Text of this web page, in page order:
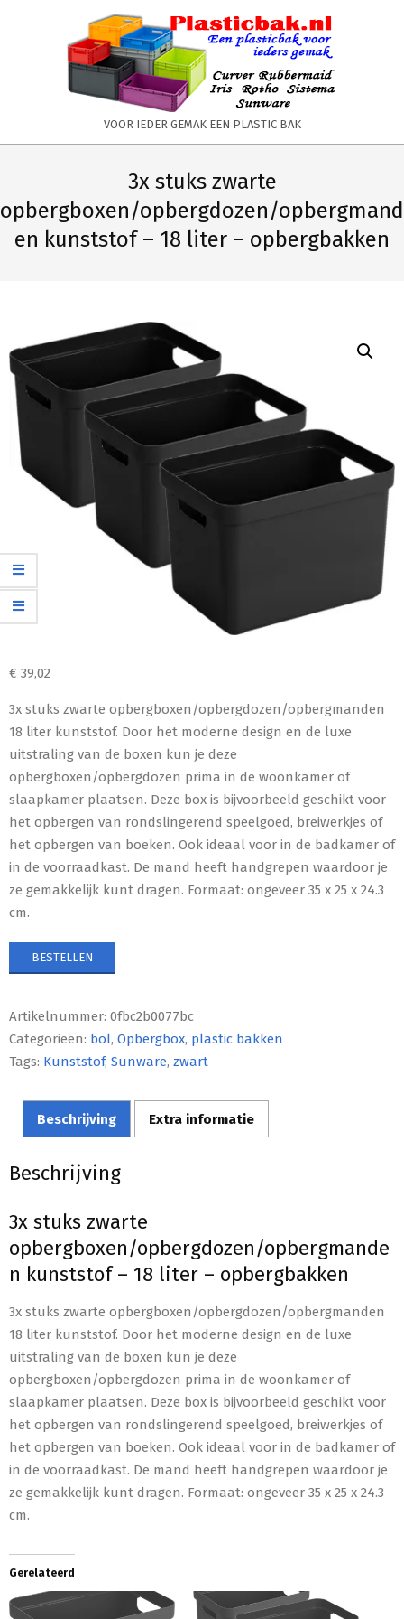
PLASTICBAK.NL
VOOR IEDER GEMAK EEN PLASTIC BAK
Menu
Menu
3x stuks zwarte
opbergboxen/opbergdozen/opbergmand
en kunststof – 18 liter – opbergbakken
€ 39,02
3x stuks zwarte opbergboxen/opbergdozen/opbergmanden
18 liter kunststof. Door het moderne design en de luxe
uitstraling van de boxen kun je deze
opbergboxen/opbergdozen prima in de woonkamer of
slaapkamer plaatsen. Deze box is bijvoorbeeld geschikt voor
het opbergen van rondslingerend speelgoed, breiwerkjes of
het opbergen van boeken. Ook ideaal voor in de badkamer of
in de voorraadkast. De mand heeft handgrepen waardoor je
ze gemakkelijk kunt dragen. Formaat: ongeveer 35 x 25 x 24.3
cm.
BESTELLEN
Artikelnummer: 0fbc2b0077bc
Categorieën: bol, Opbergbox, plastic bakken
Tags: Kunststof, Sunware, zwart
Beschrijving Extra informatie
Beschrijving
3x stuks zwarte
opbergboxen/opbergdozen/opbergmande
n kunststof – 18 liter – opbergbakken
3x stuks zwarte opbergboxen/opbergdozen/opbergmanden
18 liter kunststof. Door het moderne design en de luxe
uitstraling van de boxen kun je deze
opbergboxen/opbergdozen prima in de woonkamer of
slaapkamer plaatsen. Deze box is bijvoorbeeld geschikt voor
het opbergen van rondslingerend speelgoed, breiwerkjes of
het opbergen van boeken. Ook ideaal voor in de badkamer of
in de voorraadkast. De mand heeft handgrepen waardoor je
ze gemakkelijk kunt dragen. Formaat: ongeveer 35 x 25 x 24.3
cm.
Gerelateerd